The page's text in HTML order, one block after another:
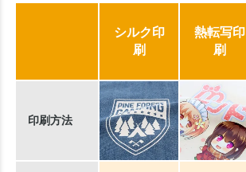
シルク印
刷
熱転写印
刷
印刷方法